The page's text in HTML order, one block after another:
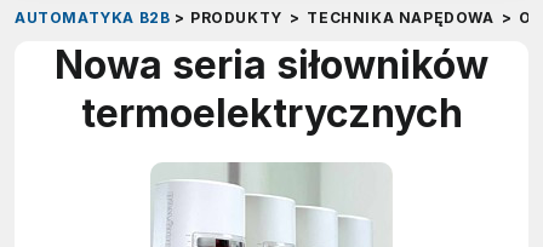
AUTOMATYKA B2B > PRODUKTY > TECHNIKA NAPĘDOWA >
Nowa seria siłowników
termoelektrycznych